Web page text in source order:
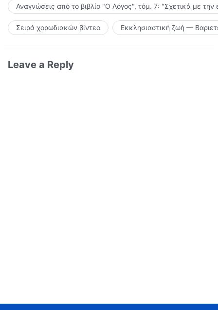
Αναγνώσεις από το βιβλίο "Ο Λόγος", τόμ. 7: "Σχετικά με την
Σειρά χορωδιακών βίντεο Εκκλησιαστική ζωή —
Leave a Reply